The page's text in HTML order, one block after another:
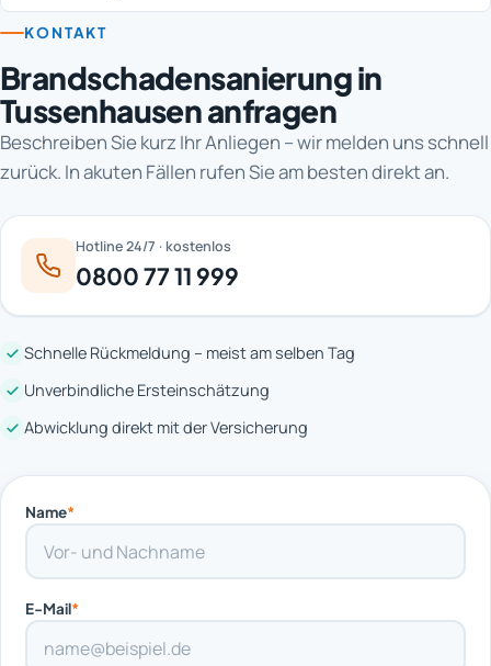
KONTAKT
Brandschadensanierung in
Tussenhausen anfragen
Beschreiben Sie kurz Ihr Anliegen – wir melden uns schnell
zurück. In akuten Fällen rufen Sie am besten direkt an.
Hotline 24/7 · kostenlos
0800 77 11 999
Schnelle Rückmeldung – meist am selben Tag
Unverbindliche Ersteinschätzung
Abwicklung direkt mit der Versicherung
Name*
E-Mail*